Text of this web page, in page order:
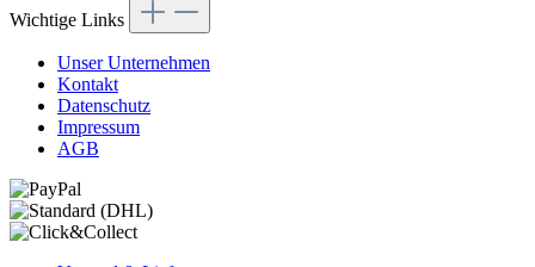
Wichtige Links
Unser Unternehmen
Kontakt
Datenschutz
Impressum
AGB